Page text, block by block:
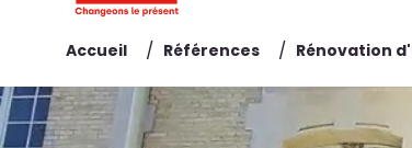
Accueil / Références / Rénovation